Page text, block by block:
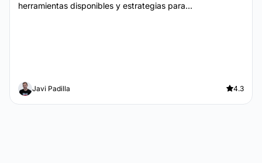
herramientas disponibles y estrategias para...
Javi Padilla 4.3